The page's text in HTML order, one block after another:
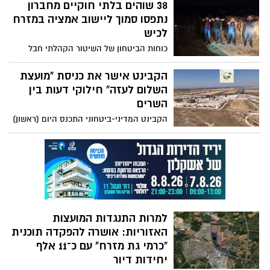
פישינג נרחב שבו נשלחים מיילים בנושא
"חשבונית" עם קישור זדוני. לחיצה על הקישור
עלולה להוביל להתקנת תוכנת גישה מרחוק
ולגנוב מידע אישי
38 שוהים בלתי חוקיים מחברון
נתפסו סמוך ליישוב אמציה במזרח
לכיש
כוחות הביטחון של השיטור הקהלתי חבל
לכיש עצרו הלילה (בין מוצאי שבת לראשון)
38 שוהים בלתי חוקיים, תושבי אזור חברון,
לאחר שהתקבלה אינדיקציה מודיעינית על
חשד לחדירתם לשטח ישראל סמוך ליישוב
הקבינט אישר את כניסת "מועצת
השלום לעזה" חילוקי דעות בין
השרים
הקבינט המדיני-ביטחוני התכנס היום (ראשון)
לדיון שעסק בין היתר בהצעה שהוגשה
במסגרת המהלך האמריקאי לקידום הסדר
ברצועת עזה.
למרות התנגדות המועצות
האזוריות: אושרה להפקדה תוכנית
"כרמי גת מזרח" עם כ־11 אלף
יחידות דיור